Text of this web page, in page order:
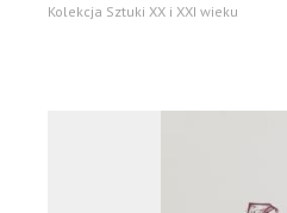
Kolekcja Sztuki XX i XXI wieku